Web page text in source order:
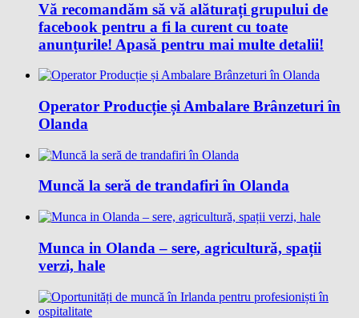
Vă recomandăm să vă alăturați grupului de
facebook pentru a fi la curent cu toate
anunțurile! Apasă pentru mai multe detalii!
Operator Producție și Ambalare Brânzeturi în
Olanda
Muncă la seră de trandafiri în Olanda
Munca in Olanda – sere, agricultură, spații
verzi, hale